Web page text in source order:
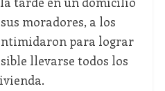
moradores, a los
para lograr
llevarse todos los